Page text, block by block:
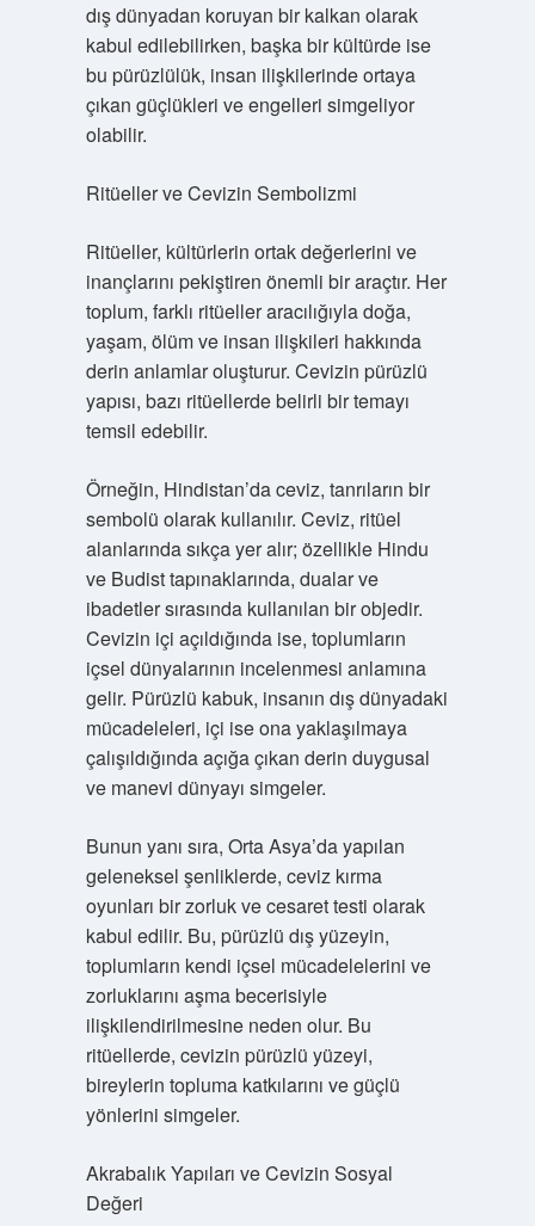
dış dünyadan koruyan bir kalkan olarak
kabul edilebilirken, başka bir kültürde ise
bu pürüzlülük, insan ilişkilerinde ortaya
çıkan güçlükleri ve engelleri simgeliyor
olabilir.
Ritüeller ve Cevizin Sembolizmi
Ritüeller, kültürlerin ortak değerlerini ve
inançlarını pekiştiren önemli bir araçtır. Her
toplum, farklı ritüeller aracılığıyla doğa,
yaşam, ölüm ve insan ilişkileri hakkında
derin anlamlar oluşturur. Cevizin pürüzlü
yapısı, bazı ritüellerde belirli bir temayı
temsil edebilir.
Örneğin, Hindistan’da ceviz, tanrıların bir
sembolü olarak kullanılır. Ceviz, ritüel
alanlarında sıkça yer alır; özellikle Hindu
ve Budist tapınaklarında, dualar ve
ibadetler sırasında kullanılan bir objedir.
Cevizin içi açıldığında ise, toplumların
içsel dünyalarının incelenmesi anlamına
gelir. Pürüzlü kabuk, insanın dış dünyadaki
mücadeleleri, içi ise ona yaklaşılmaya
çalışıldığında açığa çıkan derin duygusal
ve manevi dünyayı simgeler.
Bunun yanı sıra, Orta Asya’da yapılan
geleneksel şenliklerde, ceviz kırma
oyunları bir zorluk ve cesaret testi olarak
kabul edilir. Bu, pürüzlü dış yüzeyin,
toplumların kendi içsel mücadelelerini ve
zorluklarını aşma becerisiyle
ilişkilendirilmesine neden olur. Bu
ritüellerde, cevizin pürüzlü yüzeyi,
bireylerin topluma katkılarını ve güçlü
yönlerini simgeler.
Akrabalık Yapıları ve Cevizin Sosyal
Değeri